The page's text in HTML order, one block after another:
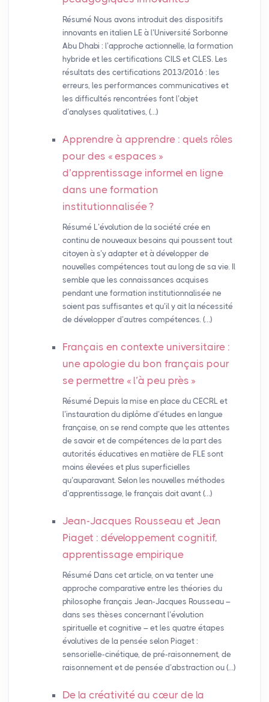
Résumé Nous avons introduit des dispositifs
innovants en italien LE à l’Université Sorbonne
Abu Dhabi : l’approche actionnelle, la formation
hybride et les certifications CILS et CLES. Les
résultats des certifications 2013/2016 : les
erreurs, les performances communicatives et
les difficultés rencontrées font l’objet
d’analyses qualitatives, (…)
Apprendre à apprendre : quels rôles
pour des « espaces »
d’apprentissage informel en ligne
dans une formation
institutionnalisée?
Résumé L’évolution de la société crée en
continu de nouveaux besoins qui poussent tout
citoyen à s’y adapter et à développer de
nouvelles compétences tout au long de sa vie. Il
semble que les connaissances acquises
pendant une formation institutionnalisée ne
soient pas suffisantes et qu’il y ait la nécessité
de développer d’autres compétences. (…)
Français en contexte universitaire :
une apologie du bon français pour
se permettre « l’à peu près »
Résumé Depuis la mise en place du CECRL et
l’instauration du diplôme d’études en langue
française, on se rend compte que les attentes
de savoir et de compétences de la part des
autorités éducatives en matière de FLE sont
moins élevées et plus superficielles
qu’auparavant. Selon les nouvelles méthodes
d’apprentissage, le français doit avant (…)
Jean-Jacques Rousseau et Jean
Piaget : développement cognitif,
apprentissage empirique
Résumé Dans cet article, on va tenter une
approche comparative entre les théories du
philosophe français Jean-Jacques Rousseau –
dans ses thèses concernant l’évolution
spirituelle et cognitive – et les quatre étapes
évolutives de la pensée selon Piaget :
sensorielle-cinétique, de pré-raisonnement, de
raisonnement et de pensée d’abstraction ou (…)
De la créativité au cœur de la